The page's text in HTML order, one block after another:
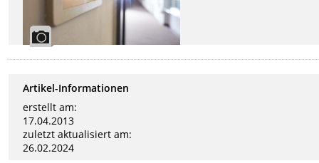
Artikel-Informationen
erstellt am:
17.04.2013
zuletzt aktualisiert am:
26.02.2024